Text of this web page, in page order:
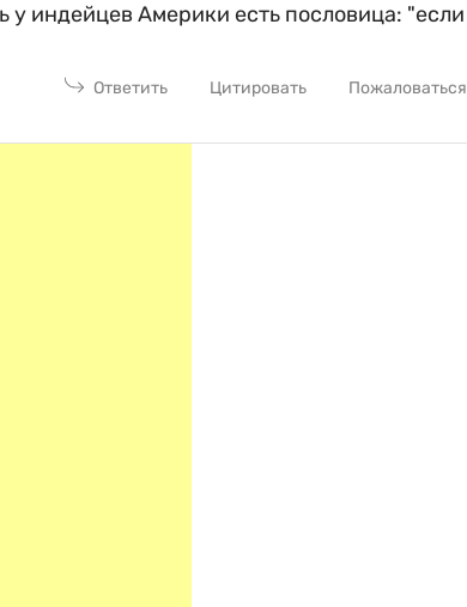
индейцев Америки есть пословица: "если
Ответить Цитировать Пожаловаться